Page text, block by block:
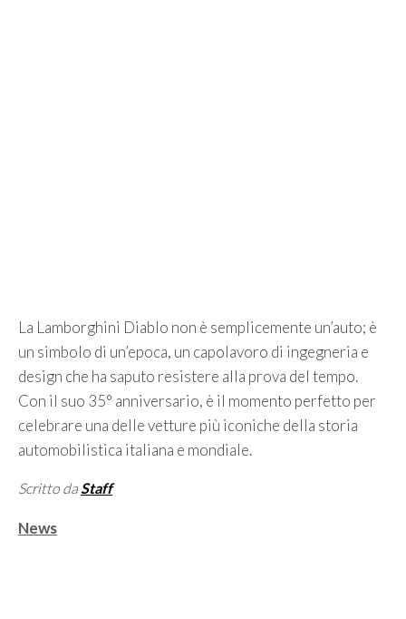
La Lamborghini Diablo non è semplicemente un’auto; è
un simbolo di un’epoca, un capolavoro di ingegneria e
design che ha saputo resistere alla prova del tempo.
Con il suo 35° anniversario, è il momento perfetto per
celebrare una delle vetture più iconiche della storia
automobilistica italiana e mondiale.
Scritto daStaff
Categorie
News